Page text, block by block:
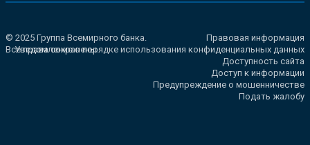
© 2025 Группа Всемирного банка.
Все права сохранены.
Правовая информация
Уведомление о порядке использования конфиденциальных данных
Доступность сайта
Доступ к информации
Предупреждение о мошенничестве
Подать жалобу